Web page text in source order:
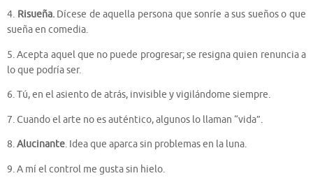
4. Risueña.Dícese de aquella persona que sonríe a sus sueños o que
sueña en comedia.
5. Acepta aquel que no puede progresar; se resigna quien renuncia a
lo que podría ser.
6. Tú, en el asiento de atrás, invisible y vigilándome siempre.
7. Cuando el arte no es auténtico, algunos lo llaman “vida”.
8.Alucinante. Idea que aparca sin problemas en la luna.
9. A mí el control me gusta sin hielo.